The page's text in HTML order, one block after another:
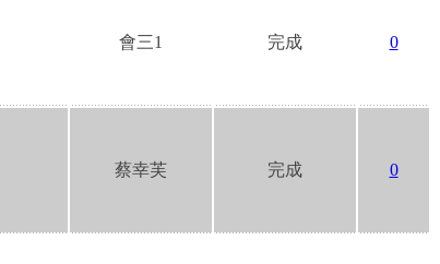
會三1 完成 0
蔡幸芙 完成 0